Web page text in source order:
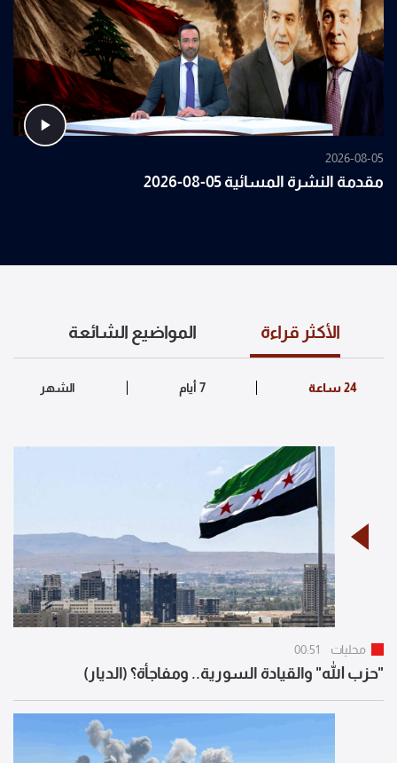
2026-08-05
مقدمة النشرة المسائية 05-08-2026
الأكثر قراءة المواضيع الشائعة
محليات 00:51
"حزب الله" والقيادة السورية.. ومفاجأة؟ (الديار)